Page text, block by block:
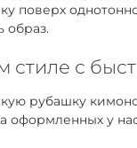
поверх
образ.
стиле с
рубашку
у нас